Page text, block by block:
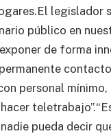
legislador
público en
de forma
personal mínimo,
pueda decir